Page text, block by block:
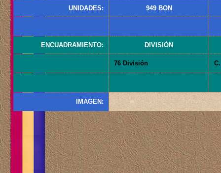
UNIDADES: 949 BON
ENCUADRAMIENTO: DIVISIÓN
76 División
IMAGEN: